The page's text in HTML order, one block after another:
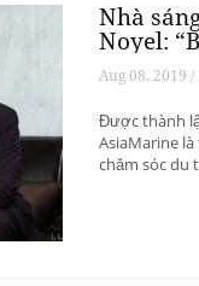
Nhà
Noyel:
để đầu
Aug 08, 2019
Được thành
AsiaMarine
chăm sóc du